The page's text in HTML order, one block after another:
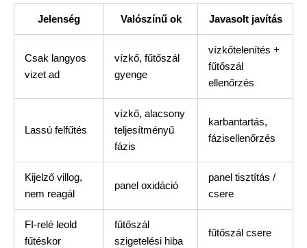
Jelenség Valószínű ok Javasolt javítás
Csak langyos
vizet ad
vízkő, fűtőszál
gyenge
vízkőtelenítés +
fűtőszál
ellenőrzés
Lassú felfűtés
vízkő, alacsony
teljesítményű
fázis
karbantartás,
fázisellenőrzés
Kijelző villog,
nem reagál
panel oxidáció
panel tisztítás /
csere
FI-relé leold
fűtéskor
fűtőszál
szigetelési hiba
fűtőszál csere